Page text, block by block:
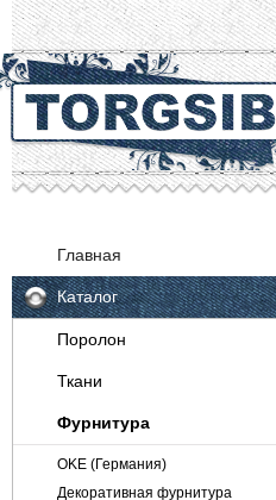
Главная
Каталог
Поролон
Ткани
Велюр
Фурнитура
OKE (Германия)
Декоративная фурнитура